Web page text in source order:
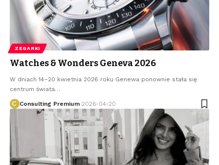
ZEGARKI
Watches & Wonders Geneva 2026
W dniach 14–20 kwietnia 2026 roku Genewa ponownie stała się
centrum świata…
Consulting Premium 2026-04-20